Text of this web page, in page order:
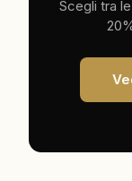
Scegli tra